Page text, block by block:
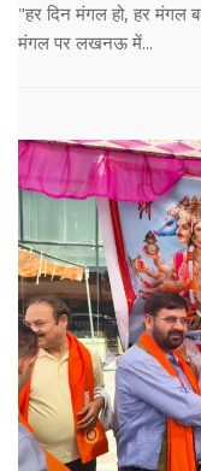
"हर दिन मंगल हो, हर मंगल
मंगल पर लखनऊ में...